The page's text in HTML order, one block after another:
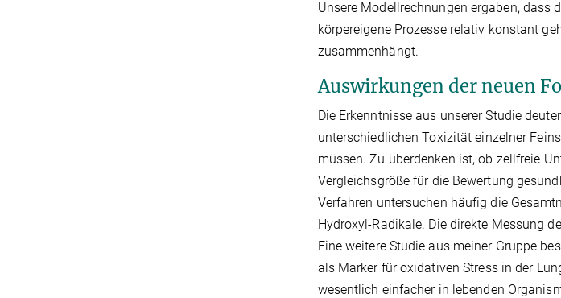
Unsere Modellrechnungen ergaben, dass
körpereigene Prozesse relativ konstant
zusammenhängt.
Auswirkungen der neuen
Die Erkenntnisse aus unserer Studie
unterschiedlichen Toxizität einzelner
müssen. Zu überdenken ist, ob zellfreie
Vergleichsgröße für die Bewertung
Verfahren untersuchen häufig die
Hydroxyl-Radikale. Die direkte Messung
Eine weitere Studie aus meiner Gruppe
als Marker für oxidativen Stress in der
wesentlich einfacher in lebenden